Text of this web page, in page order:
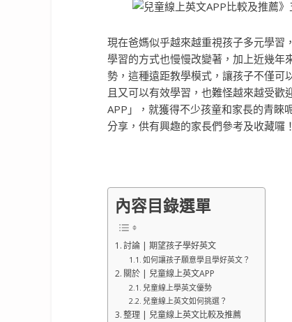
現在爸媽似乎越來越重視孩子多元學習
學習的方式也慢慢改變著，加上近幾年
勢，這種遠距教學模式，讓孩子不僅可
且又可以有效學習，也難怪越來越受
APP」，就獲得不少孩童和家長的青睞
分享，供有興趣的家長們參考及收藏囉！
內容目錄選單
討論 | 期望孩子學好英文
如何讓孩子願意學且學好英文？
關於 | 兒童線上英文APP
兒童線上學英文優勢
兒童線上英文如何挑選？
整理 | 兒童線上英文比較及推薦